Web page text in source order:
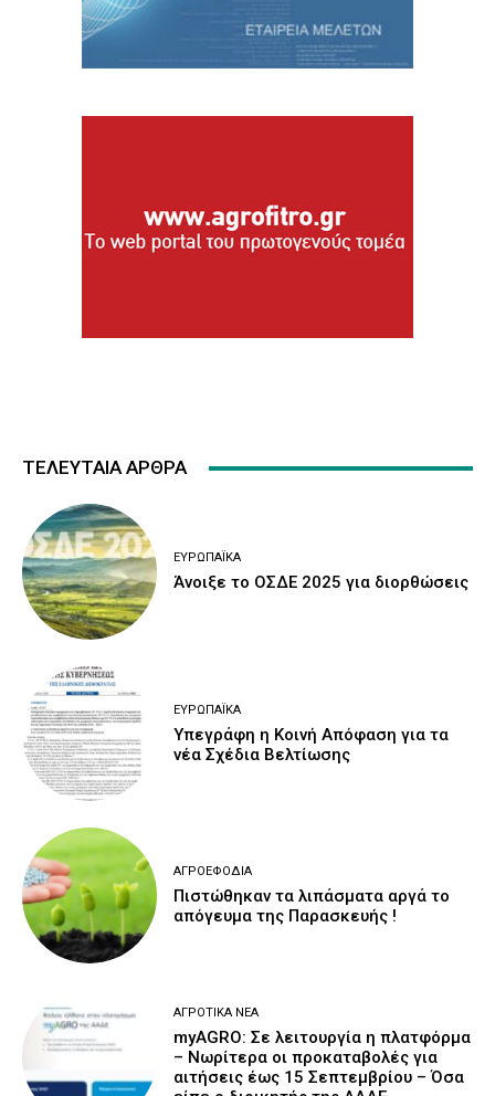
ΤΕΛΕΥΤΑΙΑ ΑΡΘΡΑ
ΕΥΡΩΠΑΪΚΆ
Άνοιξε το ΟΣΔΕ 2025 για διορθώσεις
ΕΥΡΩΠΑΪΚΆ
Υπεγράφη η Κοινή Απόφαση για τα
νέα Σχέδια Βελτίωσης
ΑΓΡΟΕΦΌΔΙΑ
Πιστώθηκαν τα λιπάσματα αργά το
απόγευμα της Παρασκευής !
ΑΓΡΟΤΙΚΆ ΝΈΑ
myAGRO: Σε λειτουργία η πλατφόρμα
– Νωρίτερα οι προκαταβολές για
αιτήσεις έως 15 Σεπτεμβρίου – Όσα